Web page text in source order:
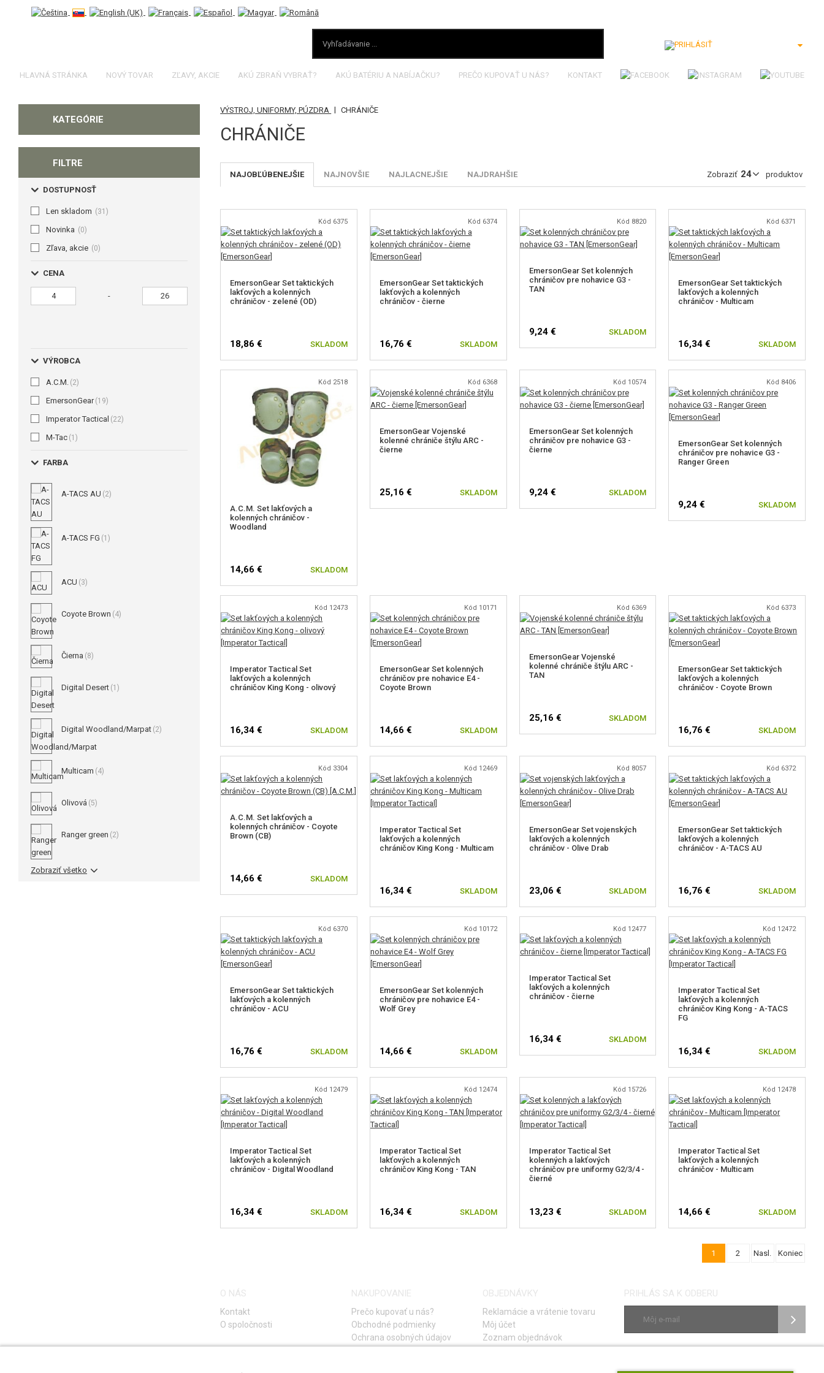
HLAVNÁ STRÁNKA NOVÝ TOVAR ZĽAVY, AKCIE AKÚ ZBRAŇ VYBRAŤ? AKÚ BATÉRIU A NABÍJAČKU? PREČO KUPOVAŤ U NÁS? KONTAKT
KATEGÓRIE
FILTRE
DOSTUPNOSŤ
Len skladom (31)
Novinka (0)
Zľava, akcie (0)
CENA
-
VÝROBCA
A.C.M. (2)
EmersonGear (19)
Imperator Tactical (22)
M-Tac (1)
FARBA
A-TACS AU (2)
A-TACS FG (1)
ACU (3)
Coyote Brown (4)
Čierna (8)
Digital Desert (1)
Digital Woodland/Marpat (2)
Multicam (4)
Olivová (5)
Ranger green (2)
Zobraziť všetko
VÝSTROJ, UNIFORMY, PÚZDRA | CHRÁNIČE
CHRÁNIČE
Zobraziť produktov
NAJOBĽÚBENEJŠIE NAJNOVŠIE NAJLACNEJŠIE NAJDRAHŠIE
Kód 6375
EmersonGear Set taktických
lakťových a kolenných
chráničov - zelené (OD)
18,86 € SKLADOM
Kód 6374
EmersonGear Set taktických
lakťových a kolenných
chráničov - čierne
16,76 € SKLADOM
Kód 8820
EmersonGear Set kolenných
chráničov pre nohavice G3 -
TAN
9,24 € SKLADOM
Kód 6371
EmersonGear Set taktických
lakťových a kolenných
chráničov - Multicam
16,34 € SKLADOM
Kód 2518
A.C.M. Set lakťových a
kolenných chráničov -
Woodland
14,66 € SKLADOM
Kód 6368
EmersonGear Vojenské
kolenné chrániče štýlu ARC -
čierne
25,16 € SKLADOM
Kód 10574
EmersonGear Set kolenných
chráničov pre nohavice G3 -
čierne
9,24 € SKLADOM
Kód 8406
EmersonGear Set kolenných
chráničov pre nohavice G3 -
Ranger Green
9,24 € SKLADOM
Kód 12473
Imperator Tactical Set
lakťových a kolenných
chráničov King Kong - olivový
16,34 € SKLADOM
Kód 10171
EmersonGear Set kolenných
chráničov pre nohavice E4 -
Coyote Brown
14,66 € SKLADOM
Kód 6369
EmersonGear Vojenské
kolenné chrániče štýlu ARC -
TAN
25,16 € SKLADOM
Kód 6373
EmersonGear Set taktických
lakťových a kolenných
chráničov - Coyote Brown
16,76 € SKLADOM
Kód 3304
A.C.M. Set lakťových a
kolenných chráničov - Coyote
Brown (CB)
14,66 € SKLADOM
Kód 12469
Imperator Tactical Set
lakťových a kolenných
chráničov King Kong - Multicam
16,34 € SKLADOM
Kód 8057
EmersonGear Set vojenských
lakťových a kolenných
chráničov - Olive Drab
23,06 € SKLADOM
Kód 6372
EmersonGear Set taktických
lakťových a kolenných
chráničov - A-TACS AU
16,76 € SKLADOM
Kód 6370
EmersonGear Set taktických
lakťových a kolenných
chráničov - ACU
16,76 € SKLADOM
Kód 10172
EmersonGear Set kolenných
chráničov pre nohavice E4 -
Wolf Grey
14,66 € SKLADOM
Kód 12477
Imperator Tactical Set
lakťových a kolenných
chráničov - čierne
16,34 € SKLADOM
Kód 12472
Imperator Tactical Set
lakťových a kolenných
chráničov King Kong - A-TACS
FG
16,34 € SKLADOM
Kód 12479
Imperator Tactical Set
lakťových a kolenných
chráničov - Digital Woodland
16,34 € SKLADOM
Kód 12474
Imperator Tactical Set
lakťových a kolenných
chráničov King Kong - TAN
16,34 € SKLADOM
Kód 15726
Imperator Tactical Set
kolenných a lakťových
chráničov pre uniformy G2/3/4 -
čierné
13,23 € SKLADOM
Kód 12478
Imperator Tactical Set
lakťových a kolenných
chráničov - Multicam
14,66 € SKLADOM
1 2 Nasl. Koniec
O NÁS
Kontakt
O spoločnosti
NAKUPOVANIE
Prečo kupovať u nás?
Obchodné podmienky
Ochrana osobných údajov
OBJEDNÁVKY
Reklamácie a vrátenie tovaru
Môj účet
Zoznam objednávok
PRIHLÁS SA K ODBERU